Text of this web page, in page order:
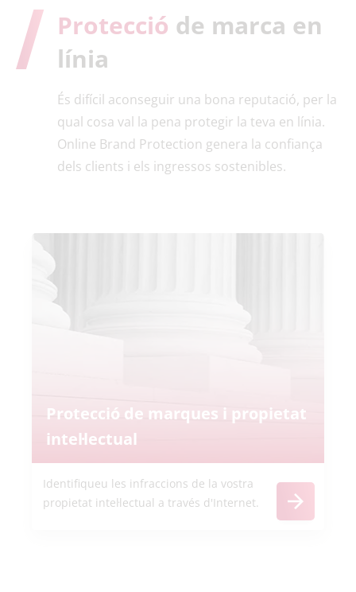
Protecció de marca en
línia
És difícil aconseguir una bona reputació, per la
qual cosa val la pena protegir la teva en línia.
Online Brand Protection genera la confiança
dels clients i els ingressos sostenibles.
Protecció de marques i propietat
intel·lectual
Identifiqueu les infraccions de la vostra
propietat intel·lectual a través d'Internet.